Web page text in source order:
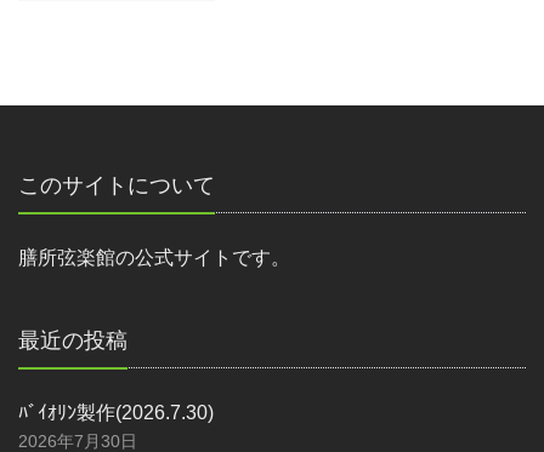
このサイトについて
膳所弦楽館の公式サイトです。
最近の投稿
ﾊﾞｲｵﾘﾝ製作(2026.7.30)
2026年7月30日